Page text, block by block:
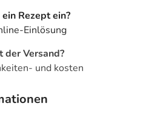
Rezept ein?
Einlösung
Versand?
und kosten